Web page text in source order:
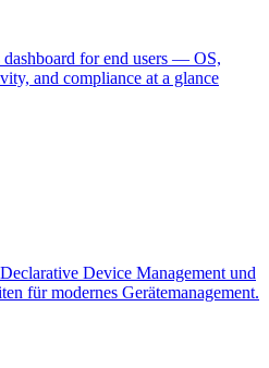
dashboard for end users — OS,
and compliance at a glance
Device Management und
für modernes Gerätemanagement.